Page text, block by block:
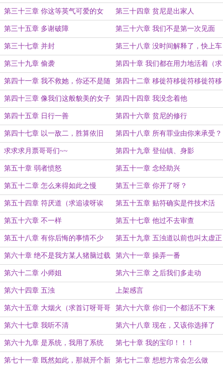
第三十三章 你这等英气可爱的女
子，正合我意
第三十四章 贫尼是出家人
第三十五章 多谢破障 第三十六章 我们不是第一次见面
吗？
第三十七章 并封 第三十八章 没时间解释了，快上车
第三十九章 偷袭 第四十章 我们都在用力地活着（求
追读诶嘿）
第四十一章 我不救她，你还不是随
我处置
第四十二章 移徙符移徙符移徙符移
徙符移徙符——
第四十三章 像我们这般貌美的女子 第四十四章 我没念着他
第四十五章 日行一善 第四十六章 贫尼的修行
第四十七章 以一敌二，胜算依旧 第四十八章 所有罪业由你来承受？
求求求月票哥哥们~~ 第四十九章 登仙镇、身影
第五十章 弱者愤怒 第五十一章 念经助兴
第五十二章 怎么来得如此之慢 第五十三章 你开了呀？
第五十四章 符厌道（求追读呀诶
嘿）
第五十五章 贴符确实是件技术活
第五十六章 不一样 第五十七章 他过不去审查
第五十八章 有你后悔的事情不少 第五十九章 五浊道以前也叫太虚正
统
第六十章 绝不是我方某人猪脑过载
了
第六十一章 操弄一番
第六十二章 小师姐 第六十三章 之后我们多走动
第六十四章 五浊 上架感言
第六十五章 大烟火（求首订呀哥哥
们）
第六十六章 你们一个都活不下来
第六十七章 我听不清 第六十八章 现在，又该你选择了
第六十九章 是系统，我用了系统 第七十章 我的宝印！！！
第七十一章 既然如此，那就开个新 第七十二章 想想方常会怎么做